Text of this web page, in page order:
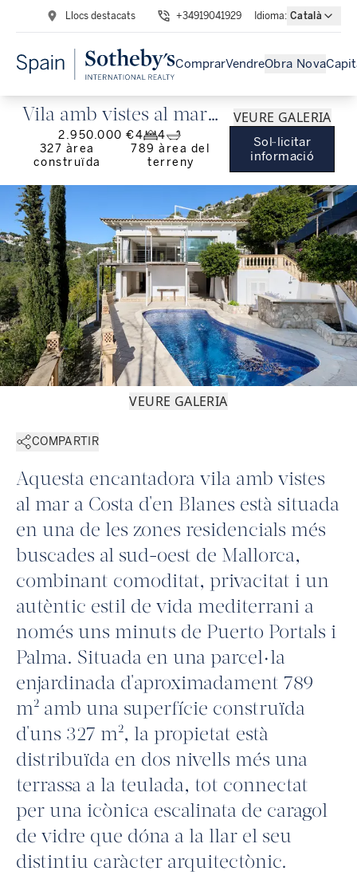
Llocs destacats +34919041929 Idioma: Català
ComprarVendreObra Nova
Vila amb vistes al mar i
piscina prop de Puerto
Portals a Costa d'en
2.950.000 €4
4
327 àrea
construïda
789 àrea del
terreny
VEURE GALERIA
Sol·licitar
informació
VEURE GALERIA
COMPARTIR
Aquesta encantadora vila amb vistes
al mar a Costa d'en Blanes està situada
en una de les zones residencials més
buscades al sud-oest de Mallorca,
combinant comoditat, privacitat i un
autèntic estil de vida mediterrani a
només uns minuts de Puerto Portals i
Palma. Situada en una parcel·la
enjardinada d'aproximadament 789
m² amb una superfície construïda
d'uns 327 m², la propietat està
distribuïda en dos nivells més una
terrassa a la teulada, tot connectat
per una icònica escalinata de caragol
de vidre que dóna a la llar el seu
distintiu caràcter arquitectònic.